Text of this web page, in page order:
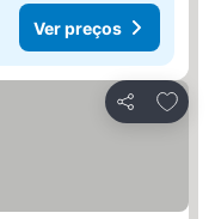
Ver preços
Partilhar